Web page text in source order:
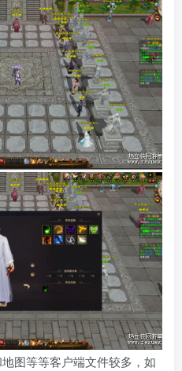
图等等客户端文件较多，如